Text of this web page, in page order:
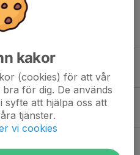
i Leksand
kakor
(cookies) för att vår
för dig. De används
syfte att hjälpa oss att
tjänster.
vi cookies